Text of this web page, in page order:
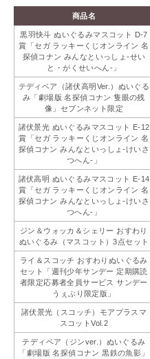
商品名
黒羽快斗 ぬいぐるみマスコット D-7
賞「セガ ラッキーくじオンライン 名
探偵コナン みんなといっしょ-せい
と・がくせいへん-」
テディベア（諸伏高明Ver.）ぬいぐる
み「劇場版 名探偵コナン 隻眼の残
像」セブンネット限定
諸伏景光 ぬいぐるみマスコット E-12
賞「セガ ラッキーくじオンライン 名
探偵コナン みんなといっしょ-けいさ
つへん-」
諸伏高明 ぬいぐるみマスコット E-14
賞「セガ ラッキーくじオンライン 名
探偵コナン みんなといっしょ-けいさ
つへん-」
ジン＆ウォッカ＆シェリー おすわり
ぬいぐるみ（マスコット）3点セット
ライ＆スコッチ おすわりぬいぐるみ
セット「週刊少年サンデー 定期購読
者限定応募者全員サービス サンデー
うぇぶり限定版」
諸伏景光（スコッチ）モアプラスマ
スコットVol.2
テディベア（ジンver.）ぬいぐるみ
「劇場版 名探偵コナン 黒鉄の魚影」